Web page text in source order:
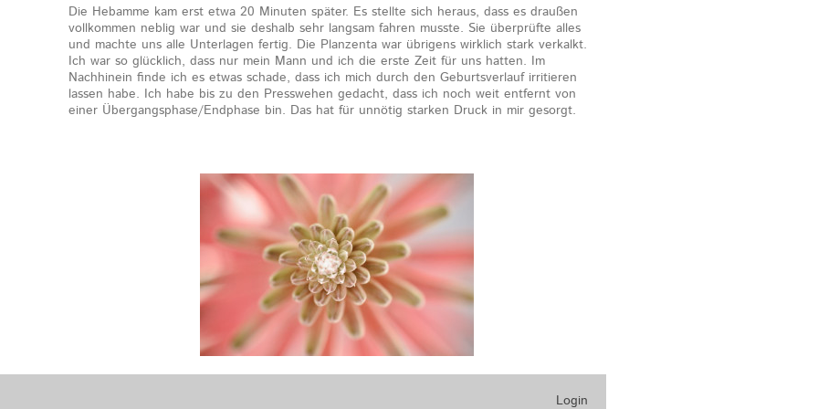
Die Hebamme kam erst etwa 20 Minuten später. Es stellte sich heraus, dass es draußen
vollkommen neblig war und sie deshalb sehr langsam fahren musste. Sie überprüfte alles
und machte uns alle Unterlagen fertig. Die Planzenta war übrigens wirklich stark verkalkt.
Ich war so glücklich, dass nur mein Mann und ich die erste Zeit für uns hatten. Im
Nachhinein finde ich es etwas schade, dass ich mich durch den Geburtsverlauf irritieren
lassen habe. Ich habe bis zu den Presswehen gedacht, dass ich noch weit entfernt von
einer Übergangsphase/Endphase bin. Das hat für unnötig starken Druck in mir gesorgt.
Login